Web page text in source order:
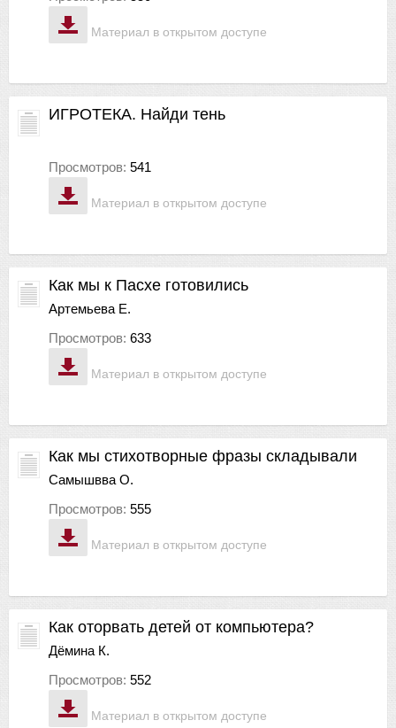
Материал в открытом доступе
Материал в открытом доступе
ИГРОТЕКА. Найди тень
Просмотров: 541
Материал в открытом доступе
Как мы к Пасхе готовились
Артемьева Е.
Просмотров: 633
Материал в открытом доступе
Как мы стихотворные фразы складывали
Самышвва О.
Просмотров: 555
Материал в открытом доступе
Как оторвать детей от компьютера?
Дёмина К.
Просмотров: 552